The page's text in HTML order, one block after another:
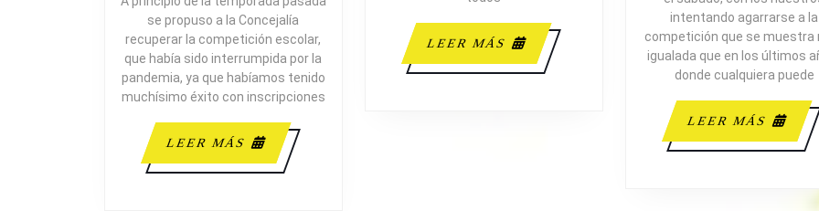
se propuso a la Concejalía
recuperar la competición escolar,
que había sido interrumpida por la
pandemia, ya que habíamos tenido
muchísimo éxito con inscripciones
LEER MÁS
LEER
MÁS
LEER MÁS
LEER
MÁS
intentando agarrarse a la
competición que se muestra
igualada que en los últimos
donde cualquiera puede
LEER MÁS
MÁS